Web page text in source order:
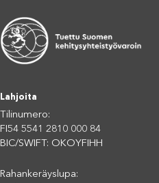
Lahjoita
Tilinumero:
FI54 5541 2810 000 84
BIC/SWIFT: OKOYFIHH
Rahankeräyslupa: